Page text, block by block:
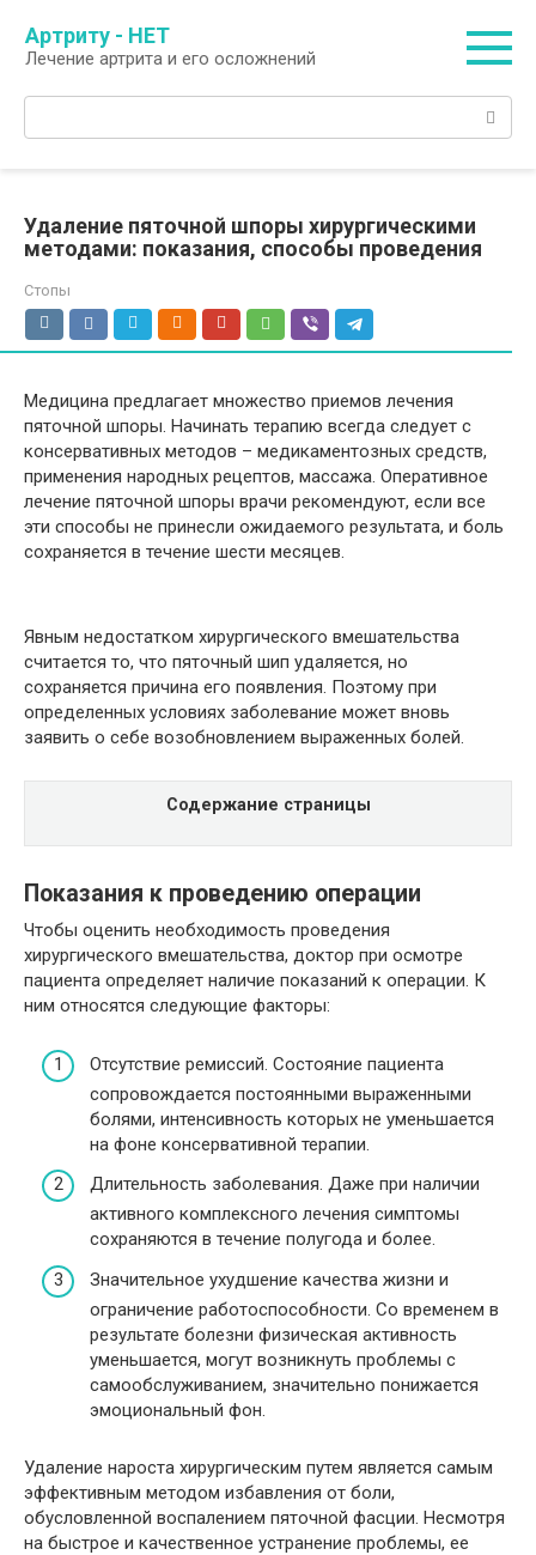
контенту
Артриту - НЕТ
Лечение артрита и его осложнений
Удаление пяточной шпоры хирургическими
методами: показания, способы проведения
Стопы
Медицина предлагает множество приемов лечения
пяточной шпоры. Начинать терапию всегда следует с
консервативных методов – медикаментозных средств,
применения народных рецептов, массажа. Оперативное
лечение пяточной шпоры врачи рекомендуют, если все
эти способы не принесли ожидаемого результата, и боль
сохраняется в течение шести месяцев.
Явным недостатком хирургического вмешательства
считается то, что пяточный шип удаляется, но
сохраняется причина его появления. Поэтому при
определенных условиях заболевание может вновь
заявить о себе возобновлением выраженных болей.
Содержание страницы
Показания к проведению операции
Чтобы оценить необходимость проведения
хирургического вмешательства, доктор при осмотре
пациента определяет наличие показаний к операции. К
ним относятся следующие факторы:
Отсутствие ремиссий. Состояние пациента
сопровождается постоянными выраженными
болями, интенсивность которых не уменьшается
на фоне консервативной терапии.
Длительность заболевания. Даже при наличии
активного комплексного лечения симптомы
сохраняются в течение полугода и более.
Значительное ухудшение качества жизни и
ограничение работоспособности. Со временем в
результате болезни физическая активность
уменьшается, могут возникнуть проблемы с
самообслуживанием, значительно понижается
эмоциональный фон.
Удаление нароста хирургическим путем является самым
эффективным методом избавления от боли,
обусловленной воспалением пяточной фасции. Несмотря
на быстрое и качественное устранение проблемы, ее